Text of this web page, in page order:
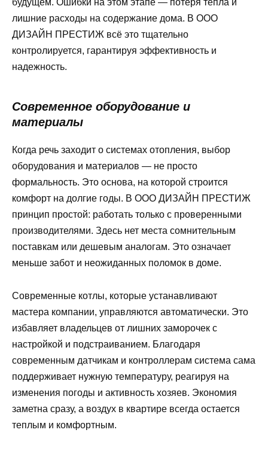
будущем. Ошибки на этом этапе — потеря тепла и
лишние расходы на содержание дома. В ООО
ДИЗАЙН ПРЕСТИЖ всё это тщательно
контролируется, гарантируя эффективность и
надежность.
Современное оборудование и
материалы
Когда речь заходит о системах отопления, выбор
оборудования и материалов — не просто
формальность. Это основа, на которой строится
комфорт на долгие годы. В ООО ДИЗАЙН ПРЕСТИЖ
принцип простой: работать только с проверенными
производителями. Здесь нет места сомнительным
поставкам или дешевым аналогам. Это означает
меньше забот и неожиданных поломок в доме.
Современные котлы, которые устанавливают
мастера компании, управляются автоматически. Это
избавляет владельцев от лишних заморочек с
настройкой и подстраиванием. Благодаря
современным датчикам и контроллерам система сама
поддерживает нужную температуру, реагируя на
изменения погоды и активность хозяев. Экономия
заметна сразу, а воздух в квартире всегда остается
теплым и комфортным.